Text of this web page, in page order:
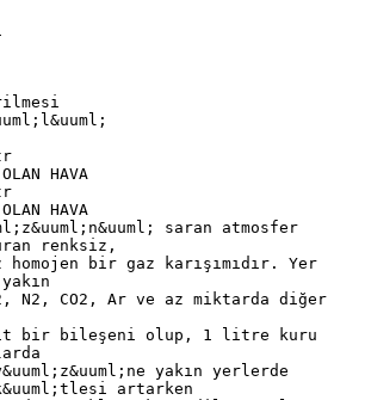
HAVA
HAVA
saran atmosfer
renksiz,
homojen bir gaz karışımıdır. Yer
N2, CO2, Ar ve az miktarda diğer
bir bileşeni olup, 1 litre kuru
yakın yerlerde
artarken